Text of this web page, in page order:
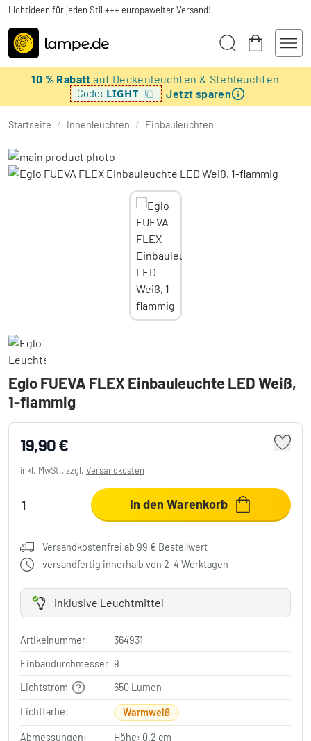
Lichtideen für jeden Stil +++ europaweiter Versand!
10 % Rabattauf Deckenleuchten & Stehleuchten
Code: LIGHT Jetzt sparen
Startseite / Innenleuchten / Einbauleuchten
Eglo FUEVA FLEX Einbauleuchte LED Weiß,
1-flammig
19,90 €
inkl. MwSt., zzgl. Versandkosten
In den Warenkorb
Versandkostenfrei ab 99 € Bestellwert
versandfertig innerhalb von 2-4 Werktagen
inklusive Leuchtmittel
Artikelnummer:
364931
Einbaudurchmesser 9
Lichtstrom
650 Lumen
Lichtfarbe: Warmweiß
Abmessungen: Höhe: 0.2 cm